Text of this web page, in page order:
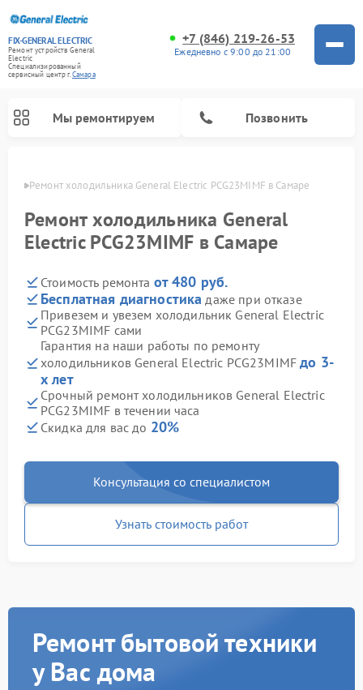
FIX-GENERAL ELECTRIC
Ремонт устройств General
Electric
Специализированный
cервисный центр г.Самара
+7 (846) 219-26-53
Ежедневно с 9:00 до 21:00
Мы ремонтируем Позвонить
Ремонт холодильника General Electric PCG23MIMF в Самаре
Ремонт холодильника General
Electric PCG23MIMF в Самаре
Стоимость ремонта от 480 руб.
Бесплатная диагностика даже при отказе
Привезем и увезем холодильник General Electric
PCG23MIMF сами
Гарантия на наши работы по ремонту
холодильников General Electric PCG23MIMFдо 3-
х лет
Срочный ремонт холодильников General Electric
PCG23MIMF в течении часа
Скидка для вас до 20%
Консультация со специалистом
Узнать стоимость работ
Ремонт бытовой техники
у Вас дома